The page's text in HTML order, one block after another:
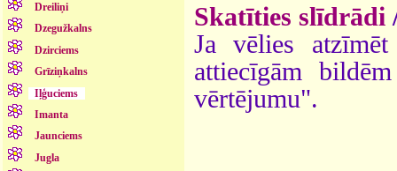
Dreiliņi
Dzegužkalns
Dzirciems
Grīziņkalns
Iļģuciems
Imanta
Jaunciems
Jugla
Skatīties slīdrādi
Ja vēlies
attiecīgām
vērtējumu".